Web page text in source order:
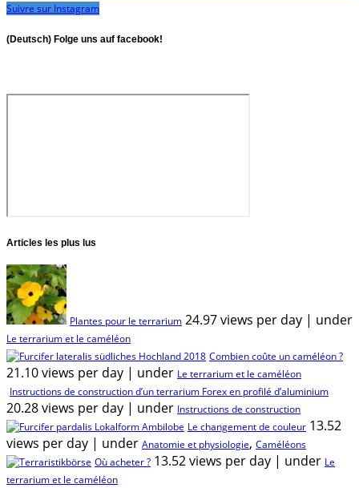
Suivre sur Instagram
(Deutsch) Folge uns auf facebook!
Articles les plus lus
Plantes pour le terrarium 24.97 views per day | under
Le terrarium et le caméléon
Combien coûte un caméléon ?
21.10 views per day | under Le terrarium et le caméléon
Instructions de construction d’un terrarium Forex en profilé d’aluminium
20.28 views per day | under Instructions de construction
Le changement de couleur 13.52
views per day | under Anatomie et physiologie, Caméléons
Où acheter ? 13.52 views per day | under Le
terrarium et le caméléon